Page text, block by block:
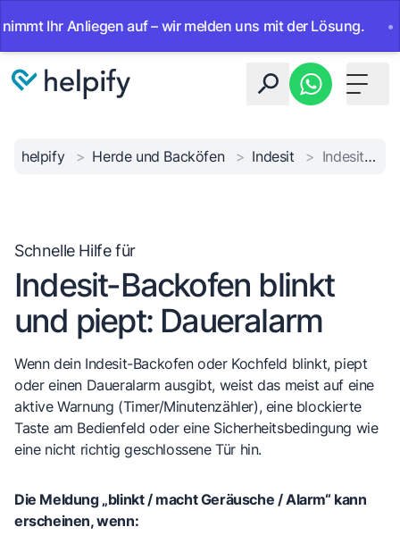
Anliegen auf – wir melden uns mit der Lösung. •
Toggle
helpify > Herde und Backöfen > Indesit > Indesit-Backofen Alarm
Schnelle Hilfe für
Indesit-Backofen blinkt
und piept: Daueralarm
Wenn dein Indesit-Backofen oder Kochfeld blinkt, piept
oder einen Daueralarm ausgibt, weist das meist auf eine
aktive Warnung (Timer/Minutenzähler), eine blockierte
Taste am Bedienfeld oder eine Sicherheitsbedingung wie
eine nicht richtig geschlossene Tür hin.
Die Meldung „blinkt / macht Geräusche / Alarm“ kann
erscheinen, wenn: